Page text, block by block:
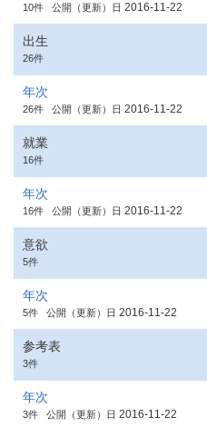
10件 公開（更新）日 2016-11-22
出生
26件
年次
26件 公開（更新）日 2016-11-22
就業
16件
年次
16件 公開（更新）日 2016-11-22
意欲
5件
年次
5件 公開（更新）日 2016-11-22
参考表
3件
年次
3件 公開（更新）日 2016-11-22